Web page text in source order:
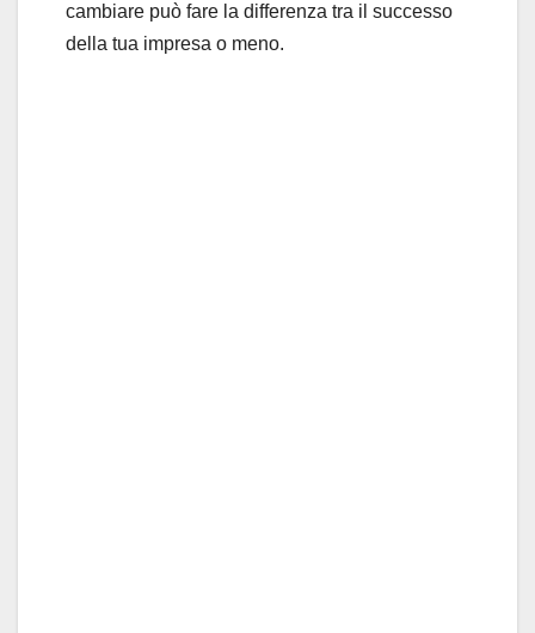
cambiare può fare la differenza tra il successo
della tua impresa o meno.